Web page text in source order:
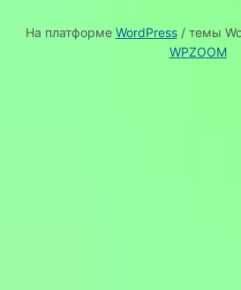
На платформе WordPress/ темы
WPZOOM